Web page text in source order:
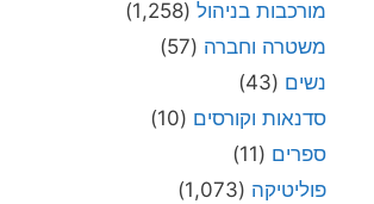
מורכבות בניהול (1,258)
משטרה וחברה (57)
נשים (43)
סדנאות וקורסים (10)
ספרים (11)
פוליטיקה (1,073)